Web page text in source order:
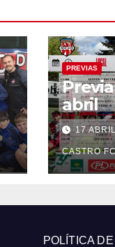
PREVIAS
Previa
abril
17
CASTRO
POLÍTICA